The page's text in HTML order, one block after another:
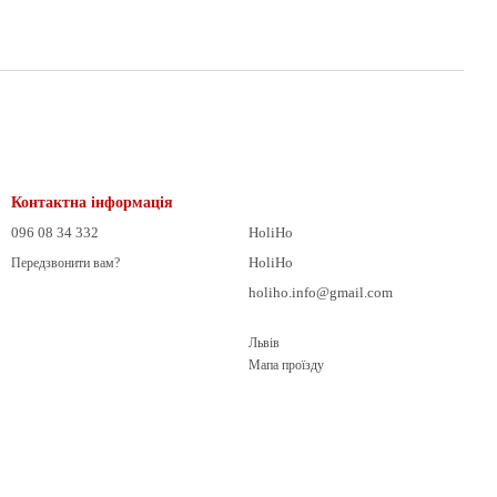
Контактна інформація
096 08 34 332
Передзвонити вам?
HoliHo
HoliHo
holiho.info@gmail.com
Львів
Мапа проїзду